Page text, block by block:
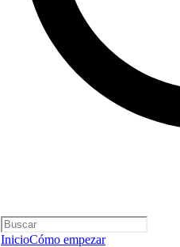
InicioCómo empezar